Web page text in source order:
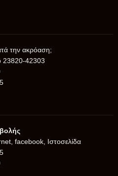
την ακρόαση;
23820-42303
facebook, Ιστοσελίδα